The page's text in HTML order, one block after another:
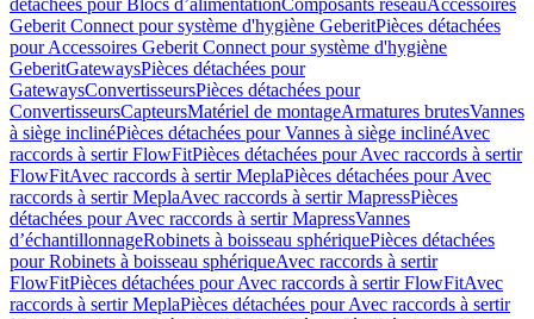
détachées pour Blocs d’alimentationComposants réseauAccessoires
Geberit Connect pour système d'hygiène GeberitPièces détachées
pour Accessoires Geberit Connect pour système d'hygiène
GeberitGatewaysPièces détachées pour
GatewaysConvertisseursPièces détachées pour
ConvertisseursCapteursMatériel de montageArmatures brutesVannes
à siège inclinéPièces détachées pour Vannes à siège inclinéAvec
raccords à sertir FlowFitPièces détachées pour Avec raccords à sertir
FlowFitAvec raccords à sertir MeplaPièces détachées pour Avec
raccords à sertir MeplaAvec raccords à sertir MapressPièces
détachées pour Avec raccords à sertir MapressVannes
d’échantillonnageRobinets à boisseau sphériquePièces détachées
pour Robinets à boisseau sphériqueAvec raccords à sertir
FlowFitPièces détachées pour Avec raccords à sertir FlowFitAvec
raccords à sertir MeplaPièces détachées pour Avec raccords à sertir